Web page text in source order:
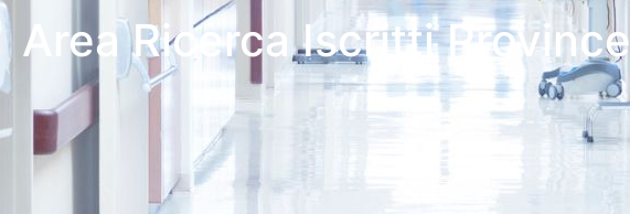
Area Ricerca Iscritti Province